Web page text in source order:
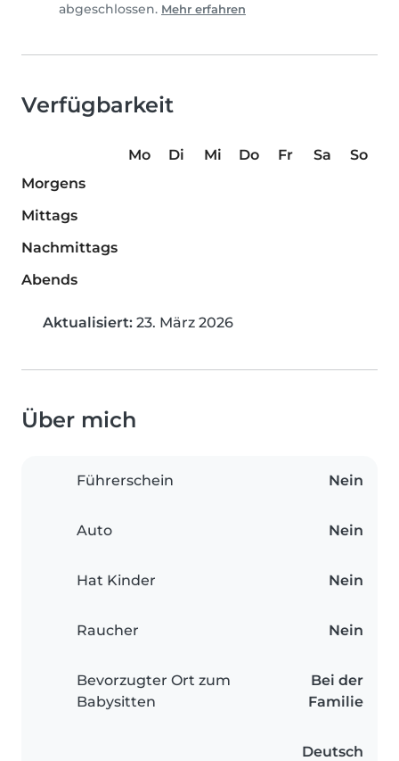
abgeschlossen. Mehr erfahren
Verfügbarkeit
Mo Di Mi Do Fr Sa
So
Morgens
Mittags
Nachmittags
Abends
Aktualisiert: 23. März 2026
Über mich
Führerschein Nein
Auto Nein
Hat Kinder Nein
Raucher Nein
Bevorzugter Ort zum
Babysitten
Bei der
Familie
Deutsch